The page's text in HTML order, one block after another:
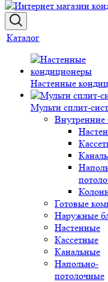
Каталог
Настенные
Мульти сплит-
Внутренние
Готовые
Наружные
Настенные
Кассетные
Канальные
Напольно-
потолочные